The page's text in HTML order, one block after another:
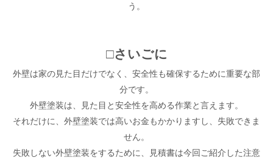
う。
□さいごに
外壁は家の見た目だけでなく、安全性も確保するために重要な部
分です。
外壁塗装は、見た目と安全性を高める作業と言えます。
それだけに、外壁塗装では高いお金もかかりますし、失敗できま
せん。
失敗しない外壁塗装をするために、見積書は今回ご紹介した注意